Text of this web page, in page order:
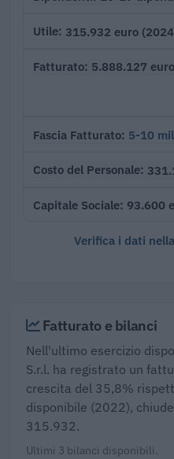
Utile 315.932 euro
Fatturato 5.888.127
Fascia Fatturato 5-10
Costo del Personale
Capitale Sociale 93.600
Verifica i dati
Fatturato e bilanci
Nell'ultimo esercizio
S.r.l. ha registrato un
crescita del 35,8%
disponibile (2022),
315.932.
Ultimi 3 bilanci disponibili.